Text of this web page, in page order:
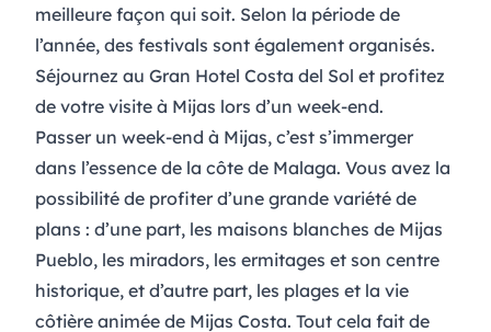
meilleure façon qui soit. Selon la période de
l’année, des festivals sont également organisés.
Séjournez au Gran Hotel Costa del Sol et profitez
de votre visite à Mijas lors d’un week-end.
Passer un week-end à Mijas, c’est s’immerger
dans l’essence de la côte de Malaga. Vous avez la
possibilité de profiter d’une grande variété de
plans : d’une part, les maisons blanches de Mijas
Pueblo, les miradors, les ermitages et son centre
historique, et d’autre part, les plages et la vie
côtière animée de Mijas Costa. Tout cela fait de